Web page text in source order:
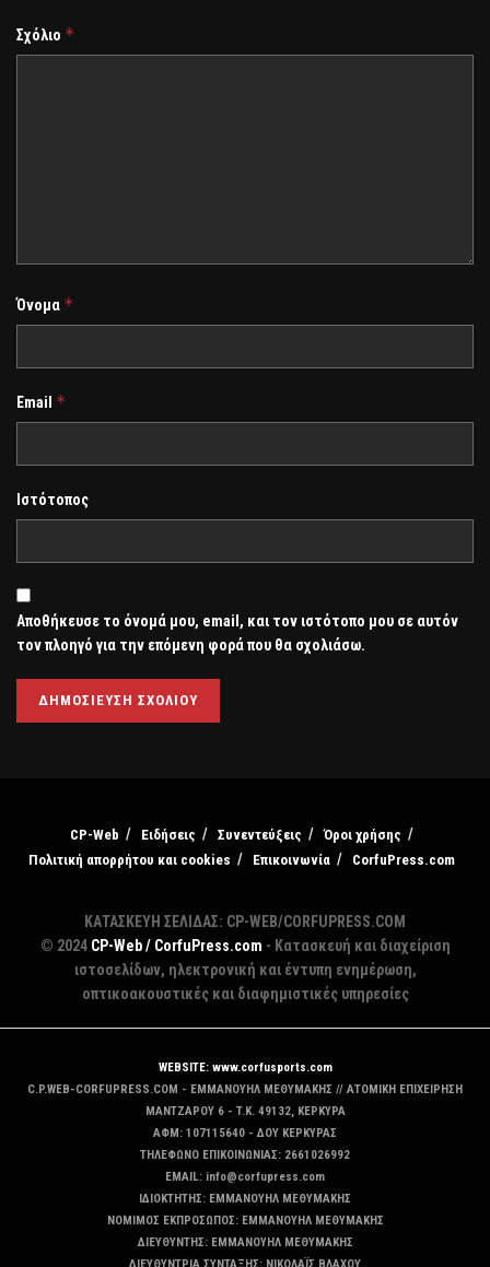
Σχόλιο *
Όνομα *
Email *
Ιστότοπος
Αποθήκευσε το όνομά μου, email, και τον ιστότοπο μου σε αυτόν
τον πλοηγό για την επόμενη φορά που θα σχολιάσω.
CP-Web Ειδήσεις Συνεντεύξεις
Όροι χρήσης
Πολιτική απορρήτου και cookies
Επικοινωνία CorfuPress.com
ΚΑΤΑΣΚΕΥΗ ΣΕΛΙΔΑΣ: CP-WEB/CORFUPRESS.COM
© 2024 CP-Web / CorfuPress.com - Κατασκευή και διαχείριση
ιστοσελίδων, ηλεκτρονική και έντυπη ενημέρωση,
οπτικοακουστικές και διαφημιστικές υπηρεσίες
WEBSITE: www.corfusports.com
C.P.WEB-CORFUPRESS.COM - ΕΜΜΑΝΟΥΗΛ ΜΕΘΥΜΑΚΗΣ // ΑΤΟΜΙΚΗ ΕΠΙΧΕΙΡΗΣΗ
MANTZAΡΟΥ 6 - T.K. 49132, ΚΕΡΚΥΡΑ
ΑΦΜ: 107115640 - ΔΟΥ ΚΕΡΚΥΡΑΣ
ΤΗΛΕΦΩΝΟ ΕΠΙΚΟΙΝΩΝΙΑΣ: 2661026992
EMAIL: info@corfupress.com
ΙΔΙΟΚΤΗΤΗΣ: EMMANOYΗΛ ΜΕΘΥΜΑΚΗΣ
ΝΟΜΙΜΟΣ ΕΚΠΡΟΣΩΠΟΣ: EMMANOYΗΛ ΜΕΘΥΜΑΚΗΣ
ΔΙΕΥΘΥΝΤΗΣ: EMMANOYΗΛ ΜΕΘΥΜΑΚΗΣ
ΔΙΕΥΘΥΝΤΡΙΑ ΣΥΝΤΑΞΗΣ: ΝΙΚΟΛΑΪΣ ΒΛΑΧΟΥ